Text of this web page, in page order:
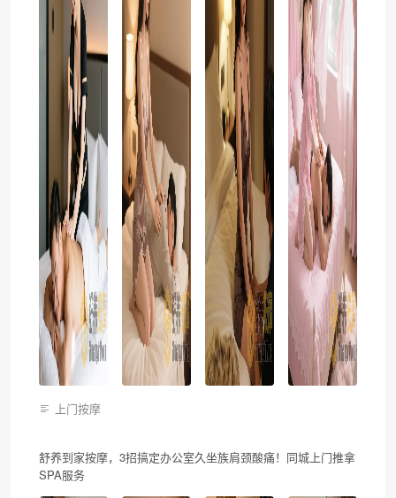
上门按摩
舒养到家按摩，3招搞定办公室久坐族肩颈酸痛！同城上门推拿
SPA服务